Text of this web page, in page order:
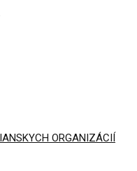
ORGANIZÁCIÍ